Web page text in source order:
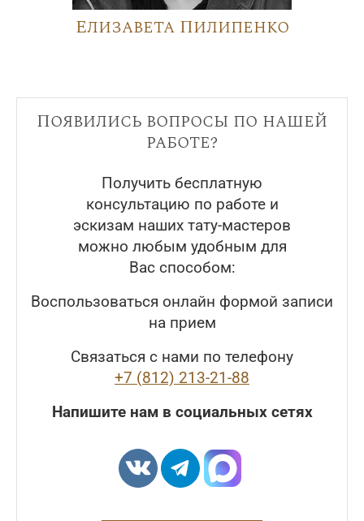
Елизавета Пилипенко
Появились вопросы по нашей
работе?
Получить бесплатную
консультацию по работе и
эскизам наших тату-мастеров
можно любым удобным для
Вас способом:
Воспользоваться онлайн формой записи
на прием
Связаться с нами по телефону
+7 (812) 213-21-88
Напишите нам в социальных сетях